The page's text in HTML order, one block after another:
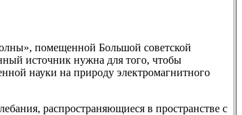
помещенной Большой советской
источник нужна для того, чтобы
науки на природу электромагнитного
распространяющиеся в пространстве с